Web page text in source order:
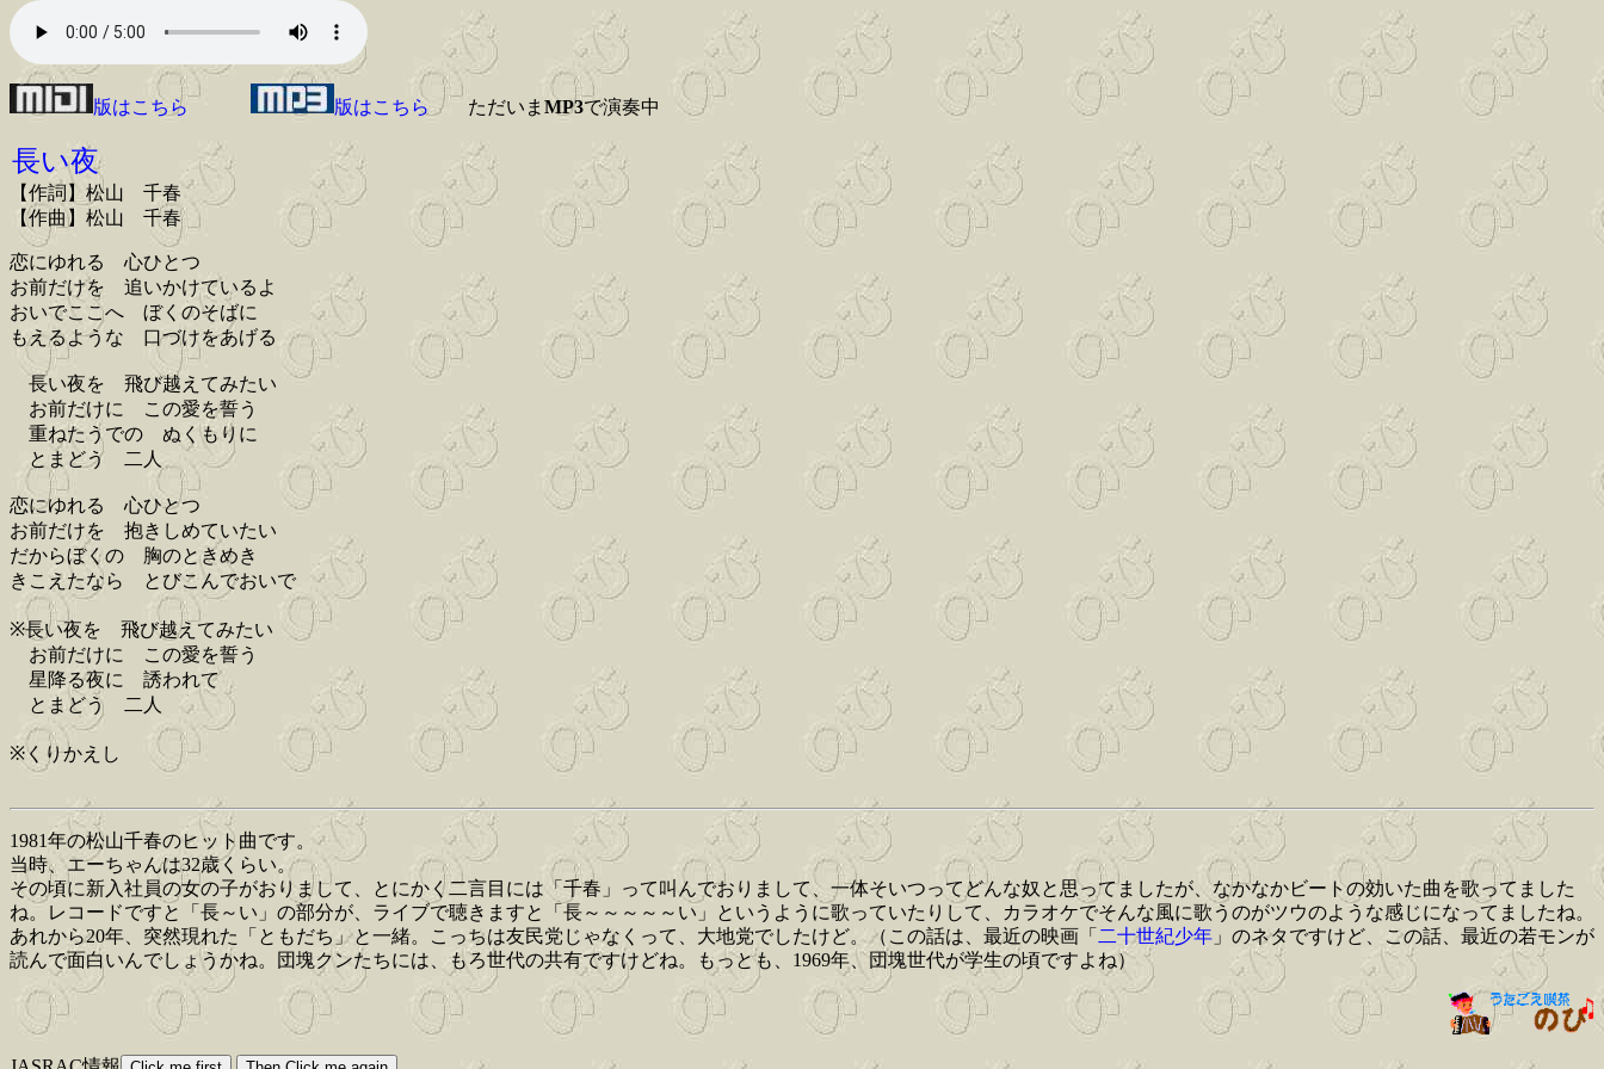
版はこちら 版はこちらただいま MP3で演奏中
長い夜
【作詞】松山 千春
【作曲】松山 千春
恋にゆれる 心ひとつ
お前だけを 追いかけているよ
おいでここへ ぼくのそばに
もえるような 口づけをあげる
長い夜を 飛び越えてみたい
お前だけに この愛を誓う
重ねたうでの ぬくもりに
とまどう 二人
恋にゆれる 心ひとつ
お前だけを 抱きしめていたい
だからぼくの 胸のときめき
きこえたなら とびこんでおいで
※長い夜を 飛び越えてみたい
お前だけに この愛を誓う
星降る夜に 誘われて
とまどう 二人
※くりかえし
1981年の松山千春のヒット曲です。
当時、エーちゃんは32歳くらい。
その頃に新入社員の女の子がおりまして、とにかく二言目には「千春」って叫んでおりまして、一体そいつってどんな奴と思ってましたが、なかなかビートの効いた曲を歌ってました
ね。レコードですと「長～い」の部分が、ライブで聴きますと「長～～～～～い」というように歌っていたりして、カラオケでそんな風に歌うのがツウのような感じになってましたね。
あれから20年、突然現れた「ともだち」と一緒。こっちは友民党じゃなくって、大地党でしたけど。（この話は、最近の映画「 二十世紀少年 」のネタですけど、この話、最近の若モンが
読んで面白いんでしょうかね。団塊クンたちには、もろ世代の共有ですけどね。もっとも、1969年、団塊世代が学生の頃ですよね）